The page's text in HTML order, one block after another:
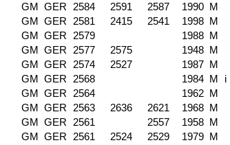
GM GER 2584 2591 2587 1990 M
GM GER 2581 2415 2541 1998 M
GM GER 2579 1988 M
GM GER 2577 2575 1948 M
GM GER 2574 2527 1987 M
GM GER 2568 1984 M
i
GM GER 2564 1962 M
GM GER 2563 2636 2621 1968 M
GM GER 2561 2557 1958 M
GM GER 2561 2524 2529 1979 M